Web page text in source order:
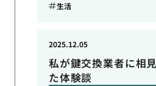
生活
私が鍵交換業者に相
た体験談
2025.12.05